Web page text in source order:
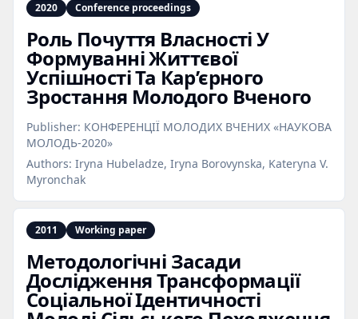
2020 Conference proceedings
Роль Почуття Власності У
Формуванні Життєвої
Успішності Та Кар’єрного
Зростання Молодого Вченого
Publisher: КОНФЕРЕНЦІЇ МОЛОДИХ ВЧЕНИХ «НАУКОВА
МОЛОДЬ-2020»
Authors: Iryna Hubeladze, Iryna Borovynska, Kateryna V.
Myronchak
2011 Working paper
Методологічні Засади
Дослідження Трансформації
Соціальної Ідентичності